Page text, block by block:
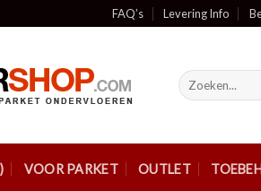
FAQ’s Levering Info
Zoeken
naar:
VOOR PARKET OUTLET